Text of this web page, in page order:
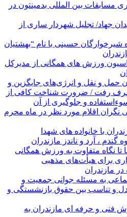
مسابقات بین المللی بدمینتون در
جهاد/ تجلیل شهردار ساری از
حسینی با نام “بهشتیان
ورزش های همگانی از مدیرکل
حمل و نقل و انرژی‌های جایگزین و
رفت / ضرورت شناخت کافی از
و جلوگیری از آن
نگران اقلام مورد نظر در ماه محرم
با خانواده های شهدا
، آرد و ناندز مازندران
تا نگاه متفاوت به ورزش همگانی
برای هیأت‌های مذهبی
در مازندران
به مسئله جوانی جمعیت و
و تناسب بین حقوق بازنشستگی و
فنی و حرفه ای مازندران به